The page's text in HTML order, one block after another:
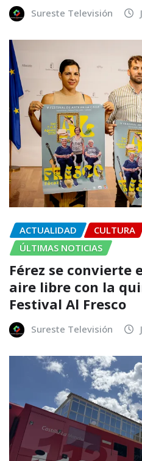
Sureste Televisión
ACTUALIDAD CULTURA
ÚLTIMAS NOTICIAS
Férez se convierte
aire libre con la
Festival Al Fresco
Sureste Televisión